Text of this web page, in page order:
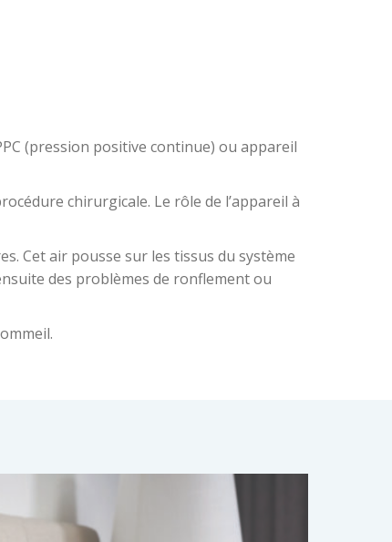
(pression positive continue) ou appareil
chirurgicale. Le rôle de l’appareil à
Cet air pousse sur les tissus du système
des problèmes de ronflement ou